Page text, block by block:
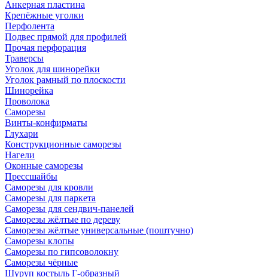
Анкерная пластина
Крепёжные уголки
Перфолента
Подвес прямой для профилей
Прочая перфорация
Траверсы
Уголок для шинорейки
Уголок рамный по плоскости
Шинорейка
Проволока
Саморезы
Винты-конфирматы
Глухари
Конструкционные саморезы
Нагели
Оконные саморезы
Прессшайбы
Саморезы для кровли
Саморезы для паркета
Саморезы для сендвич-панелей
Саморезы жёлтые по дереву
Саморезы жёлтые универсальные (поштучно)
Саморезы клопы
Саморезы по гипсоволокну
Саморезы чёрные
Шуруп костыль Г-образный